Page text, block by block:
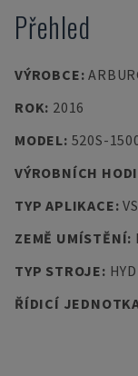
Přehled
VÝROBCE:
ROK: 2016
MODEL: 520S-
VÝROBNÍCH
TYP APLIKACE:
ZEMĚ UMÍSTĚNÍ:
TYP STROJE:
ŘÍDICÍ